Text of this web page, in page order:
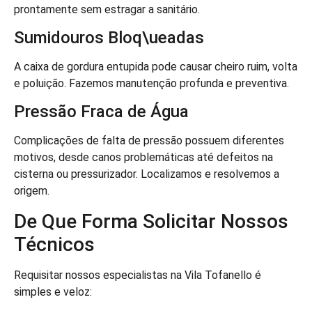
prontamente sem estragar a sanitário.
Sumidouros Bloq\ueadas
A caixa de gordura entupida pode causar cheiro ruim, volta
e poluição. Fazemos manutenção profunda e preventiva.
Pressão Fraca de Água
Complicações de falta de pressão possuem diferentes
motivos, desde canos problemáticas até defeitos na
cisterna ou pressurizador. Localizamos e resolvemos a
origem.
De Que Forma Solicitar Nossos
Técnicos
Requisitar nossos especialistas na Vila Tofanello é
simples e veloz: